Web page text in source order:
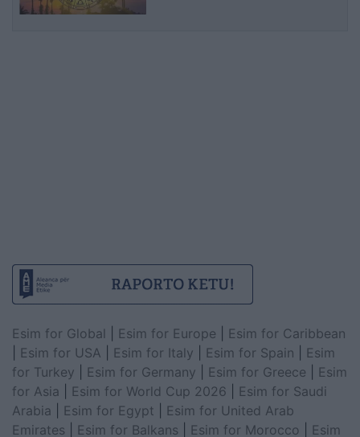
Esim for Global Esim for Europe
Esim for Caribbean
Esim for USA Esim for Italy Esim for Spain
Esim
for Turkey
Esim for Germany Esim for Greece
Esim
for Asia
Esim for World Cup 2026
Esim for Saudi
Arabia
Esim for Egypt
Esim for United Arab
Emirates
Esim for Balkans Esim for Morocco
Esim